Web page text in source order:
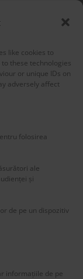
like cookies to
these technologies
or unique IDs on
adversely affect
folosirea
ale
și
de pe un dispozitiv
informațiile de pe